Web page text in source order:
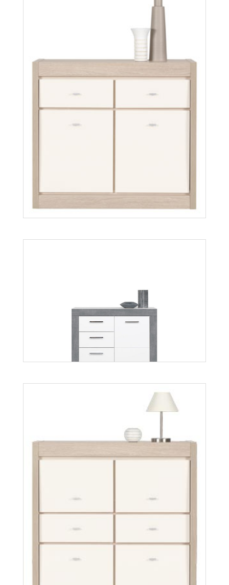
Więcej
Twin TW3